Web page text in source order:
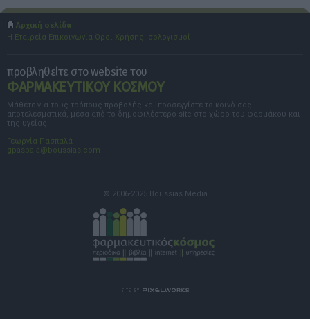
Αρχική σελίδα
Η Εταιρεία Επικοινωνία Όροι Χρήσης Ισολογισμοί
προβληθείτε στο website του
ΦΑΡΜΑΚΕΥΤΙΚΟΥ ΚΟΣΜΟΥ
Μάθετε για τους τρόπους προβολής και προσεγγίστε το κοινό σας
αποτελεσματικά, μέσα από το δημοφιλέστερο site στο χώρο του φαρμάκου και
της υγείας.
Γεωργία Πασπαλά
gpaspala@boussias.com
© 2006-2025 Boussias Media